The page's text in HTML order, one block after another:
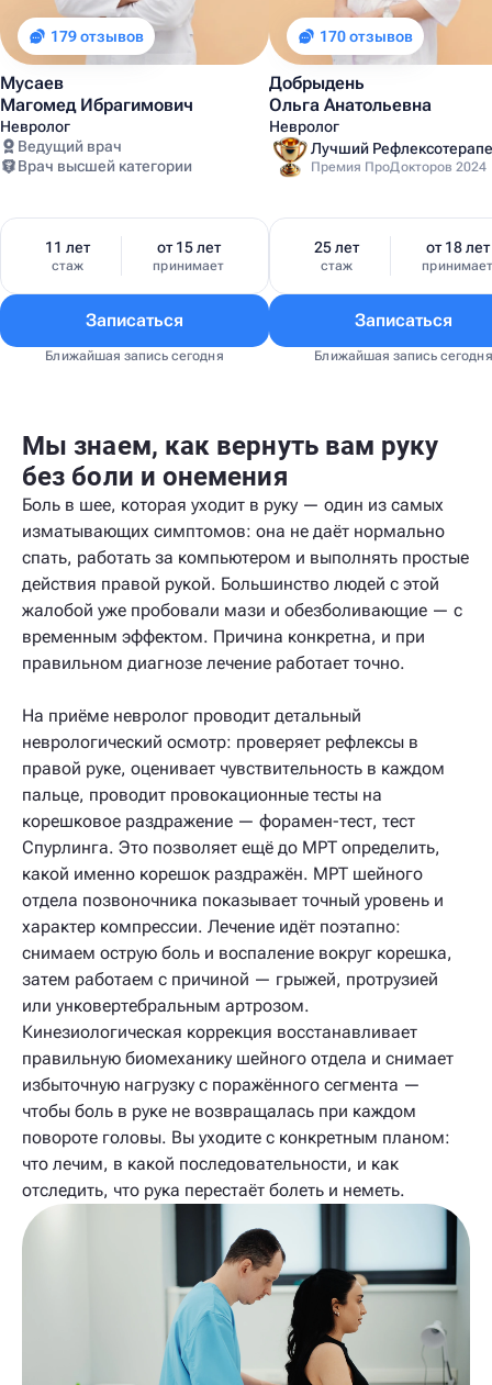
179 отзывов
Мусаев
Магомед Ибрагимович
Невролог
Ведущий врач
Врач высшей категории
11 лет
стаж
от 15 лет
принимает
Записаться
Ближайшая запись сегодня
170 отзывов
Добрыдень
Ольга Анатольевна
Невролог
Премия ПроДокторов 2024
25 лет
стаж
от 18 лет
принимает
Записаться
Ближайшая запись сегодня
Мы знаем, как вернуть вам руку
без боли и онемения
Боль в шее, которая уходит в руку — один из самых
изматывающих симптомов: она не даёт нормально
спать, работать за компьютером и выполнять простые
действия правой рукой. Большинство людей с этой
жалобой уже пробовали мази и обезболивающие — с
временным эффектом. Причина конкретна, и при
правильном диагнозе лечение работает точно.
На приёме невролог проводит детальный
неврологический осмотр: проверяет рефлексы в
правой руке, оценивает чувствительность в каждом
пальце, проводит провокационные тесты на
корешковое раздражение — форамен-тест, тест
Спурлинга. Это позволяет ещё до МРТ определить,
какой именно корешок раздражён. МРТ шейного
отдела позвоночника показывает точный уровень и
характер компрессии. Лечение идёт поэтапно:
снимаем острую боль и воспаление вокруг корешка,
затем работаем с причиной — грыжей, протрузией
или унковертебральным артрозом.
Кинезиологическая коррекция восстанавливает
правильную биомеханику шейного отдела и снимает
избыточную нагрузку с поражённого сегмента —
чтобы боль в руке не возвращалась при каждом
повороте головы. Вы уходите с конкретным планом:
что лечим, в какой последовательности, и как
отследить, что рука перестаёт болеть и неметь.